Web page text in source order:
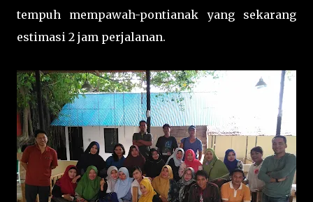
tempuh mempawah-pontianak yang sekarang
estimasi 2 jam perjalanan.